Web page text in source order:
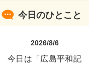
今日のひとこと
2026/8/6
今日は「広島平和記